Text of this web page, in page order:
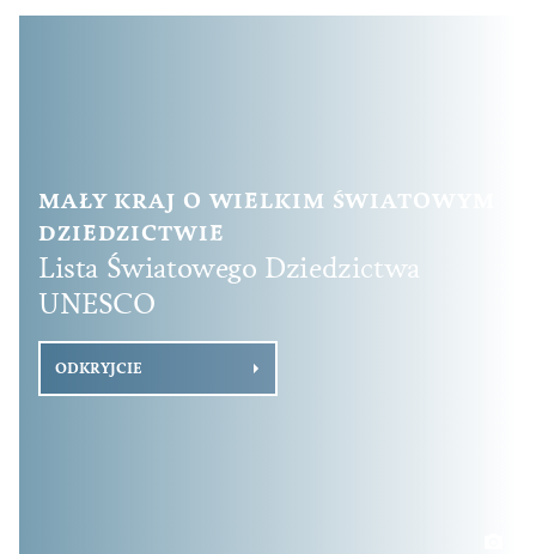
MAŁY KRAJ O WIELKIM ŚWIATOWYM
DZIEDZICTWIE
Lista Światowego Dziedzictwa
UNESCO
ODKRYJCIE